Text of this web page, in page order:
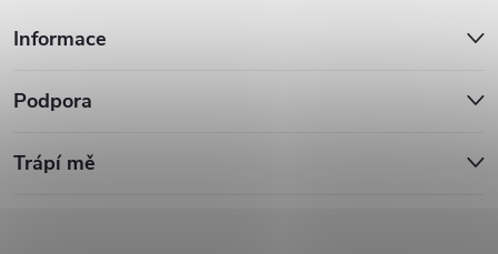
Informace
Podpora
Trápí mě